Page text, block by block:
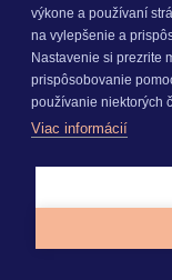
výkone a používaní
na vylepšenie a
Nastavenie si prezrite
prispôsobovanie
používanie niektorých
Viac informácií